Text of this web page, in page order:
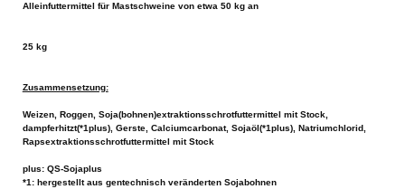
Alleinfuttermittel für Mastschweine von etwa 50 kg an
25 kg
Zusammensetzung:
Weizen, Roggen, Soja(bohnen)extraktionsschrotfuttermittel mit Stock,
dampferhitzt(*1plus), Gerste, Calciumcarbonat, Sojaöl(*1plus), Natriumchlorid,
Rapsextraktionsschrotfuttermittel mit Stock
plus: QS-Sojaplus
*1: hergestellt aus gentechnisch veränderten Sojabohnen